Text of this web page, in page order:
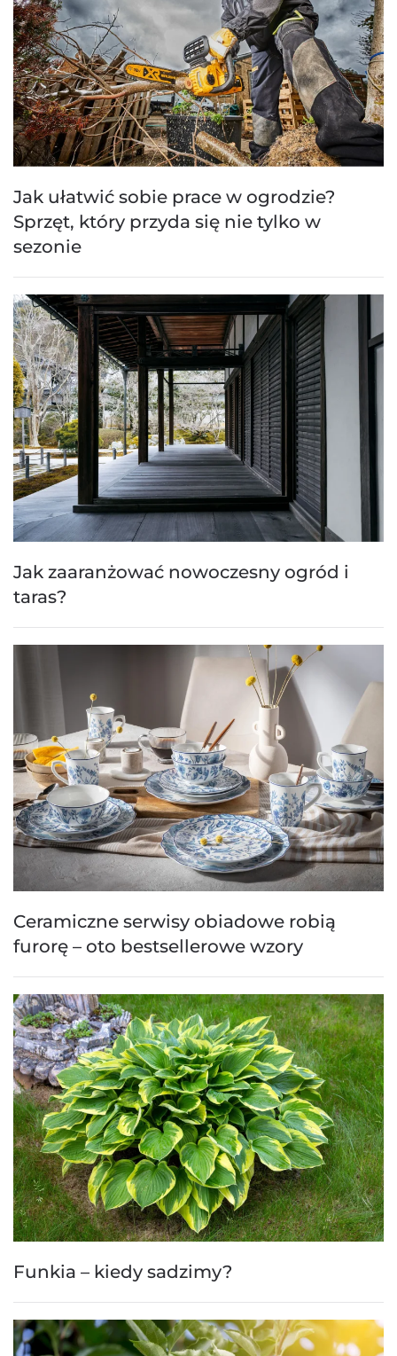
Jak ułatwić sobie prace w ogrodzie?
Sprzęt, który przyda się nie tylko w
sezonie
Jak zaaranżować nowoczesny ogród i
taras?
Ceramiczne serwisy obiadowe robią
furorę – oto bestsellerowe wzory
Funkia – kiedy sadzimy?